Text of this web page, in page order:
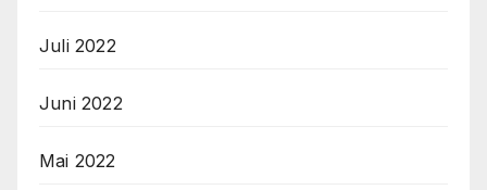
Juli 2022
Juni 2022
Mai 2022